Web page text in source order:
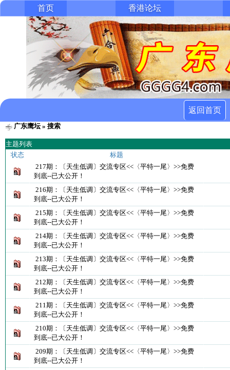
首页 香港论坛
返回首页
广东鹰坛» 搜索
主题列表
状态
标题
217期：〔天生低调〕交流专区<<〈平特一尾〉>>免费
到底--已大公开！
216期：〔天生低调〕交流专区<<〈平特一尾〉>>免费
到底--已大公开！
215期：〔天生低调〕交流专区<<〈平特一尾〉>>免费
到底--已大公开！
214期：〔天生低调〕交流专区<<〈平特一尾〉>>免费
到底--已大公开！
213期：〔天生低调〕交流专区<<〈平特一尾〉>>免费
到底--已大公开！
212期：〔天生低调〕交流专区<<〈平特一尾〉>>免费
到底--已大公开！
211期：〔天生低调〕交流专区<<〈平特一尾〉>>免费
到底--已大公开！
210期：〔天生低调〕交流专区<<〈平特一尾〉>>免费
到底--已大公开！
209期：〔天生低调〕交流专区<<〈平特一尾〉>>免费
到底--已大公开！